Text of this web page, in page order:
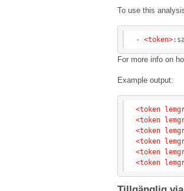
To use this
- <token>
For more info on
Example output:
<token
<token
<token
<token
<token
<token